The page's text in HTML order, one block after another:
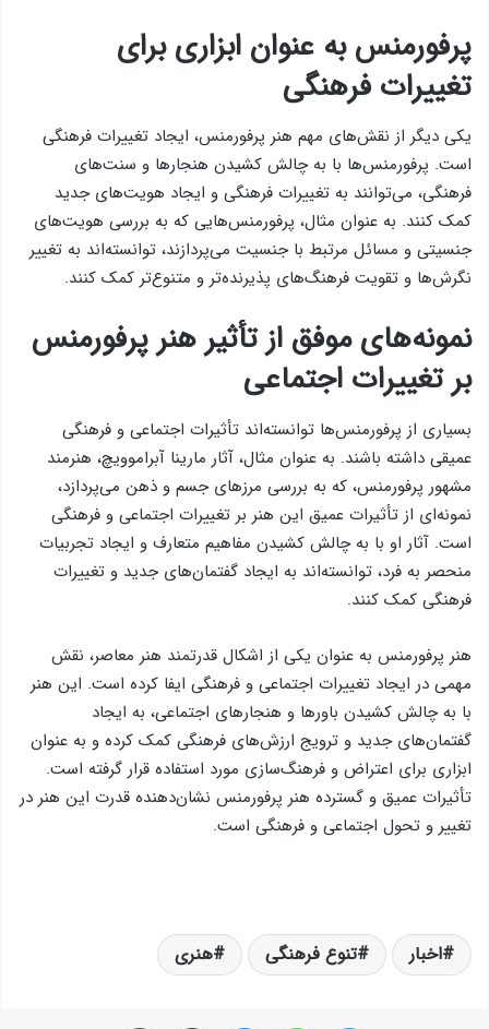
پرفورمنس به عنوان ابزاری برای
تغییرات فرهنگی
یکی دیگر از نقش‌های مهم هنر پرفورمنس، ایجاد تغییرات فرهنگی
است. پرفورمنس‌ها با به چالش کشیدن هنجارها و سنت‌های
فرهنگی، می‌توانند به تغییرات فرهنگی و ایجاد هویت‌های جدید
کمک کنند. به عنوان مثال، پرفورمنس‌هایی که به بررسی هویت‌های
جنسیتی و مسائل مرتبط با جنسیت می‌پردازند، توانسته‌اند به تغییر
نگرش‌ها و تقویت فرهنگ‌های پذیرنده‌تر و متنوع‌تر کمک کنند.
نمونه‌های موفق از تأثیر هنر پرفورمنس
بر تغییرات اجتماعی
بسیاری از پرفورمنس‌ها توانسته‌اند تأثیرات اجتماعی و فرهنگی
عمیقی داشته باشند. به عنوان مثال، آثار مارینا آبراموویچ، هنرمند
مشهور پرفورمنس، که به بررسی مرزهای جسم و ذهن می‌پردازد،
نمونه‌ای از تأثیرات عمیق این هنر بر تغییرات اجتماعی و فرهنگی
است. آثار او با به چالش کشیدن مفاهیم متعارف و ایجاد تجربیات
منحصر به فرد، توانسته‌اند به ایجاد گفتمان‌های جدید و تغییرات
فرهنگی کمک کنند.
هنر پرفورمنس به عنوان یکی از اشکال قدرتمند هنر معاصر، نقش
مهمی در ایجاد تغییرات اجتماعی و فرهنگی ایفا کرده است. این هنر
با به چالش کشیدن باورها و هنجارهای اجتماعی، به ایجاد
گفتمان‌های جدید و ترویج ارزش‌های فرهنگی کمک کرده و به عنوان
ابزاری برای اعتراض و فرهنگ‌سازی مورد استفاده قرار گرفته است.
تأثیرات عمیق و گسترده هنر پرفورمنس نشان‌دهنده قدرت این هنر در
تغییر و تحول اجتماعی و فرهنگی است.
اخبار تنوع فرهنگی هنری